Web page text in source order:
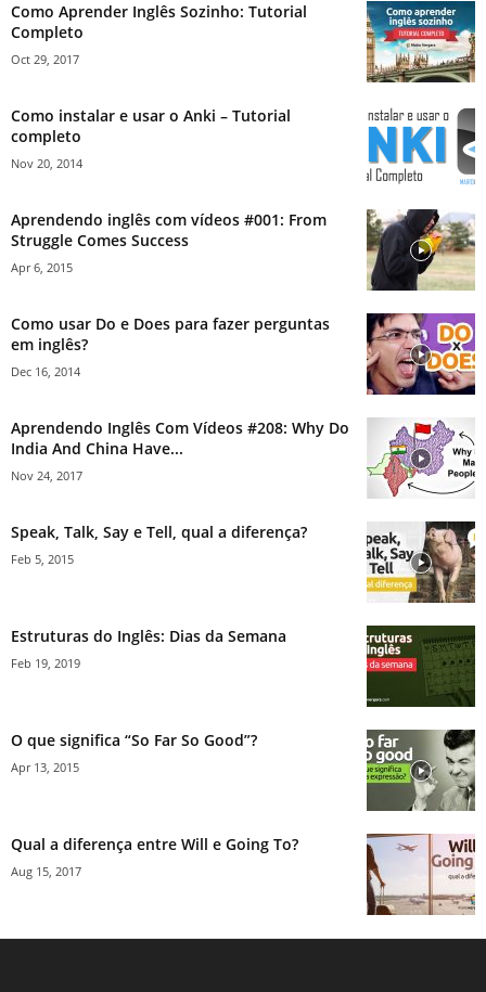
Como Aprender Inglês Sozinho: Tutorial
Completo
Oct 29, 2017
Como instalar e usar o Anki – Tutorial
completo
Nov 20, 2014
Aprendendo inglês com vídeos #001: From
Struggle Comes Success
Apr 6, 2015
Como usar Do e Does para fazer perguntas
em inglês?
Dec 16, 2014
Aprendendo Inglês Com Vídeos #208: Why Do
India And China Have...
Nov 24, 2017
Speak, Talk, Say e Tell, qual a diferença?
Feb 5, 2015
Estruturas do Inglês: Dias da Semana
Feb 19, 2019
O que significa “So Far So Good”?
Apr 13, 2015
Qual a diferença entre Will e Going To?
Aug 15, 2017